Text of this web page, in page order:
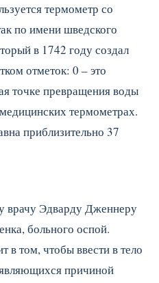
термометр со
по имени шведского
в 1742 году создал
отметок: 0 – это
точке превращения воды
термометрах.
приблизительно 37
врачу Эдварду Дженнеру
больного оспой.
в том, чтобы ввести в тело
причиной